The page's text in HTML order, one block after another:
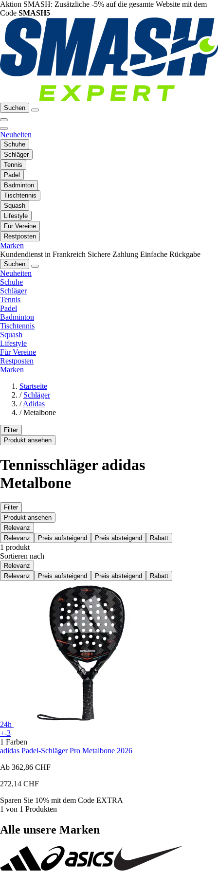
Aktion SMASH: Zusätzliche -5% auf die gesamte Website mit dem
Code SMASH5
Suchen
Neuheiten
Schuhe
Schläger
Tennis
Padel
Badminton
Tischtennis
Squash
Lifestyle
Für Vereine
Restposten
Marken
Kundendienst in Frankreich Sichere Zahlung Einfache Rückgabe
Suchen
Neuheiten
Schuhe
Schläger
Tennis
Padel
Badminton
Tischtennis
Squash
Lifestyle
Für Vereine
Restposten
Marken
Startseite
/ Schläger
/ Adidas
/ Metalbone
Filter
Produkt ansehen
Tennisschläger adidas
Metalbone
Filter
Produkt ansehen
Relevanz
Relevanz
Preis aufsteigend Preis absteigend Rabatt
1 produkt
Sortieren nach
Relevanz
Relevanz
Preis aufsteigend Preis absteigend Rabatt
24h
+-3
1 Farben
adidas Padel-Schläger Pro Metalbone 2026
Ab 362,86 CHF
272,14 CHF
Sparen Sie 10% mit dem Code EXTRA
1 von 1 Produkten
Alle unsere Marken